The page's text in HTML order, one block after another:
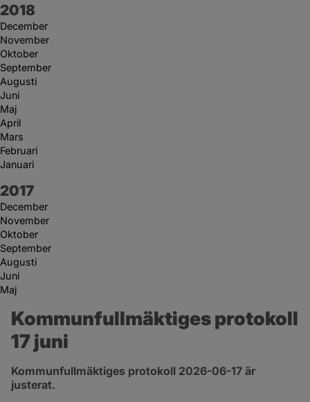
År:
2018
December
November
Oktober
September
Augusti
Juni
Maj
April
Mars
Februari
Januari
År:
2017
December
November
Oktober
September
Augusti
Juni
Maj
Kommunfullmäktiges protokoll
17 juni
Kommunfullmäktiges protokoll 2026-06-17 är
justerat.